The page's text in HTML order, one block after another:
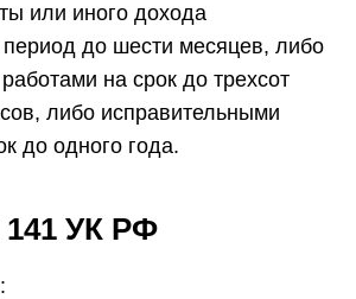
или иного дохода
период до шести месяцев, либо
на срок до трехсот
либо исправительными
до одного года.
141 УК РФ